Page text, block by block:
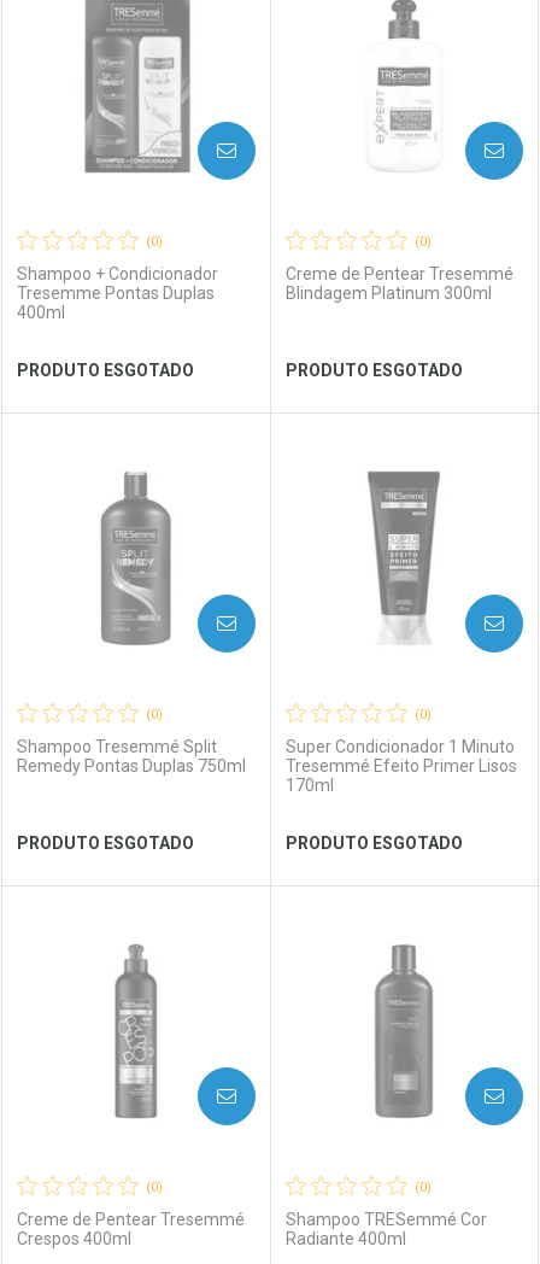
Laboratório
Ver Desconto Convênio
Por Menos Laboratório
Ver Desconto Convênio
Por Menos
(0)
Shampoo + Condicionador
Tresemme Pontas Duplas
400ml
PRODUTO ESGOTADO
AVISE-ME
Laboratório
Ver Desconto Convênio
Por Menos
(0)
Creme de Pentear Tresemmé
Blindagem Platinum 300ml
PRODUTO ESGOTADO
AVISE-ME
Laboratório
Ver Desconto Convênio
Por Menos
(0)
Shampoo Tresemmé Split
Remedy Pontas Duplas 750ml
PRODUTO ESGOTADO
AVISE-ME
Laboratório
Por Menos
(0)
Super Condicionador 1 Minuto
Tresemmé Efeito Primer Lisos
170ml
PRODUTO ESGOTADO
AVISE-ME
Laboratório
Por Menos
(0)
Creme de Pentear Tresemmé
Crespos 400ml
AVISE-ME
(0)
Shampoo TRESemmé Cor
Radiante 400ml
AVISE-ME